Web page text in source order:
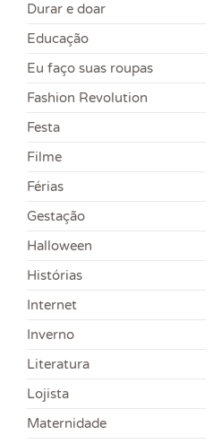
Durar e doar
Educação
Eu faço suas roupas
Fashion Revolution
Festa
Filme
Férias
Gestação
Halloween
Histórias
Internet
Inverno
Literatura
Lojista
Maternidade